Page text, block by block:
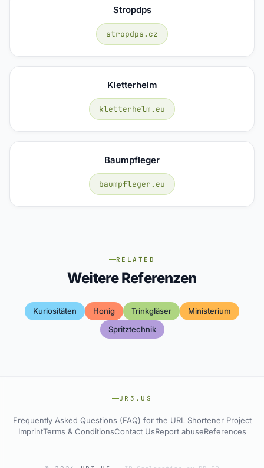
Stropdps
stropdps.cz
Kletterhelm
kletterhelm.eu
Baumpfleger
baumpfleger.eu
RELATED
Weitere Referenzen
Kuriositäten Honig Trinkgläser
Ministerium
Spritztechnik
UR3.US
Frequently Asked Questions (FAQ) for the URL Shortener Project
ImprintTerms & ConditionsContact UsReport abuseReferences